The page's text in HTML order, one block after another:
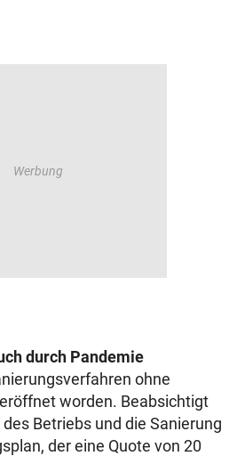
durch Pandemie
ohne
worden. Beabsichtigt
Betriebs und die Sanierung
der eine Quote von 20